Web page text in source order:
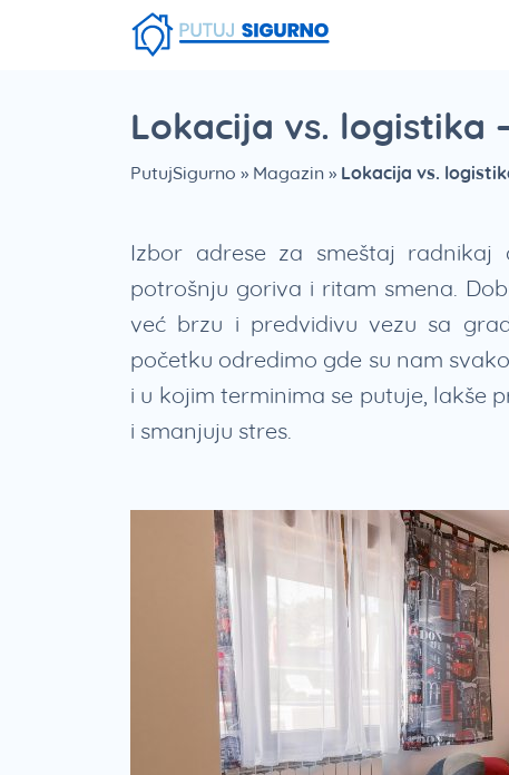
Lokacija vs. logistika
PutujSigurno » Magazin » Lokacija vs.
Izbor adrese za smeštaj
potrošnju goriva i ritam smena.
već brzu i predvidivu vezu sa
početku odredimo gde su nam
i u kojim terminima se putuje, lakše
i smanjuju stres.